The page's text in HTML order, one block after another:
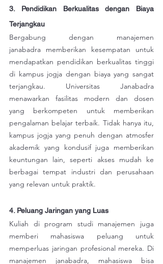
3. Pendidikan Berkualitas dengan Biaya
Terjangkau
Bergabung dengan manajemen
janabadra memberikan kesempatan untuk
mendapatkan pendidikan berkualitas tinggi
di kampus jogja dengan biaya yang sangat
terjangkau. Universitas Janabadra
menawarkan fasilitas modern dan dosen
yang berkompeten untuk memberikan
pengalaman belajar terbaik. Tidak hanya itu,
kampus jogja yang penuh dengan atmosfer
akademik yang kondusif juga memberikan
keuntungan lain, seperti akses mudah ke
berbagai tempat industri dan perusahaan
yang relevan untuk praktik.
4. Peluang Jaringan yang Luas
Kuliah di program studi manajemen juga
memberi mahasiswa peluang untuk
memperluas jaringan profesional mereka. Di
manajemen janabadra, mahasiswa bisa